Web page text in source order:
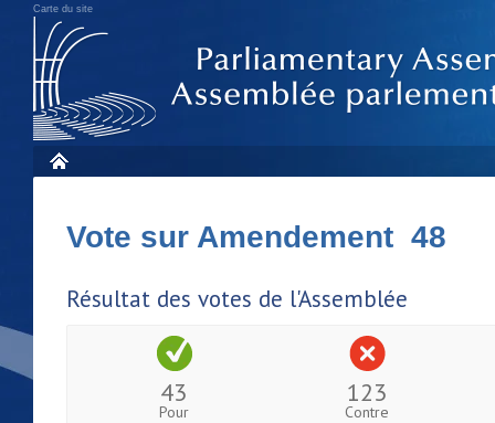
Carte du site
Vote sur Amendement 48
Résultat des votes de l'Assemblée
43
Pour
123
Contre